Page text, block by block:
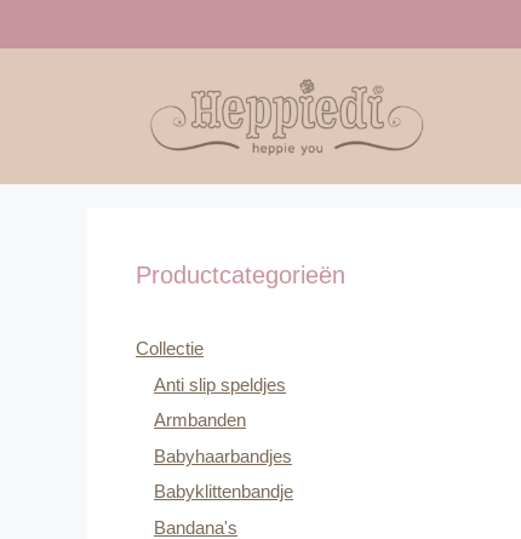
Productcategorieën
Collectie
Anti slip speldjes
Armbanden
Babyhaarbandjes
Babyklittenbandje
Bandana's